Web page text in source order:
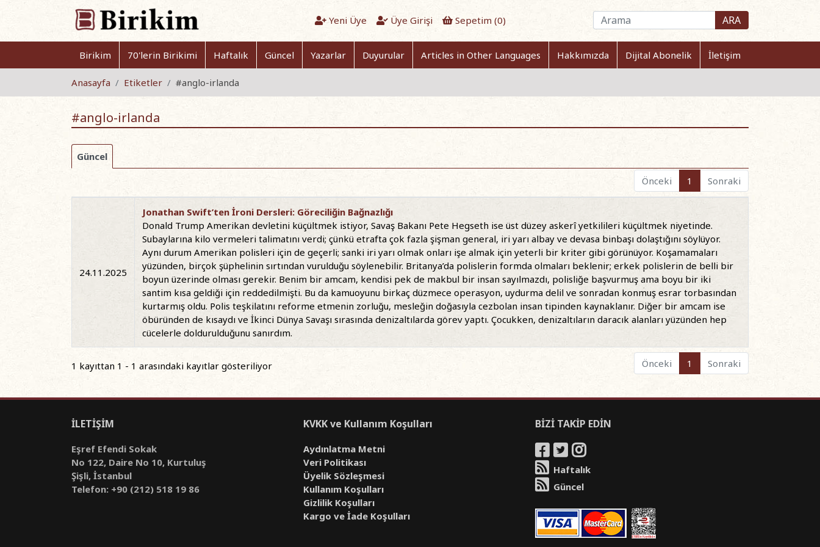
Yeni Üye Üye Girişi Sepetim (0) ARA
Birikim 70'lerin Birikimi Haftalık Güncel Yazarlar Duyurular Articles in Other Languages Hakkımızda Dijital Abonelik İletişim
Anasayfa Etiketler #anglo-irlanda
#anglo-irlanda
Güncel
Önceki
1 Sonraki
24.11.2025
Jonathan Swift’ten İroni Dersleri: Göreciliğin Bağnazlığı
Donald Trump Amerikan devletini küçültmek istiyor, Savaş Bakanı Pete Hegseth ise üst düzey askerî yetkilileri küçültmek niyetinde.
Subaylarına kilo vermeleri talimatını verdi; çünkü etrafta çok fazla şişman general, iri yarı albay ve devasa binbaşı dolaştığını söylüyor.
Aynı durum Amerikan polisleri için de geçerli; sanki iri yarı olmak onları işe almak için yeterli bir kriter gibi görünüyor. Koşamamaları
yüzünden, birçok şüphelinin sırtından vurulduğu söylenebilir. Britanya’da polislerin formda olmaları beklenir; erkek polislerin de belli bir
boyun üzerinde olması gerekir. Benim bir amcam, kendisi pek de makbul bir insan sayılmazdı, polisliğe başvurmuş ama boyu bir iki
santim kısa geldiği için reddedilmişti. Bu da kamuoyunu birkaç düzmece operasyon, uydurma delil ve sonradan konmuş esrar torbasından
kurtarmış oldu. Polis teşkilatını reforme etmenin zorluğu, mesleğin doğasıyla cezbolan insan tipinden kaynaklanır. Diğer bir amcam ise
öbüründen de kısaydı ve İkinci Dünya Savaşı sırasında denizaltılarda görev yaptı. Çocukken, denizaltıların daracık alanları yüzünden hep
cücelerle doldurulduğunu sanırdım.
1 kayıttan 1 - 1 arasındaki kayıtlar gösteriliyor Önceki 1 Sonraki
İLETİŞİM
Eşref Efendi Sokak
No 122, Daire No 10, Kurtuluş
Şişli, İstanbul
Telefon: +90 (212) 518 19 86
KVKK ve Kullanım Koşulları
Aydınlatma Metni
Veri Politikası
Üyelik Sözleşmesi
Kullanım Koşulları
Gizlilik Koşulları
Kargo ve İade Koşulları
BİZİ TAKİP EDİN
Haftalık
Güncel